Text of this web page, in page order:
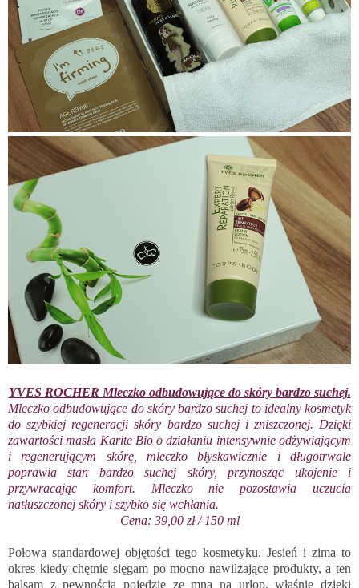
YVES ROCHER Mleczko odbudowujące do skóry bardzo suchej.
Mleczko odbudowujące do skóry bardzo suchej to idealny kosmetyk
do szybkiej regeneracji skóry bardzo suchej i zniszczonej. Dzięki
zawartości masła Karite Bio o działaniu intensywnie odżywiającym
i regenerującym skórę, mleczko błyskawicznie i długotrwale
poprawia stan bardzo suchej skóry, przynosząc ukojenie i
przywracając komfort. Mleczko nie pozostawia uczucia
natłuszczonej skóry i szybko się wchłania.
Cena: 39,00 zł / 150 ml
Połowa standardowej objętości tego kosmetyku. Jesień i zima to
okres kiedy chętnie sięgam po mocno nawilżające produkty, a ten
balsam z pewnością pojedzie ze mną na urlop, właśnie dzięki